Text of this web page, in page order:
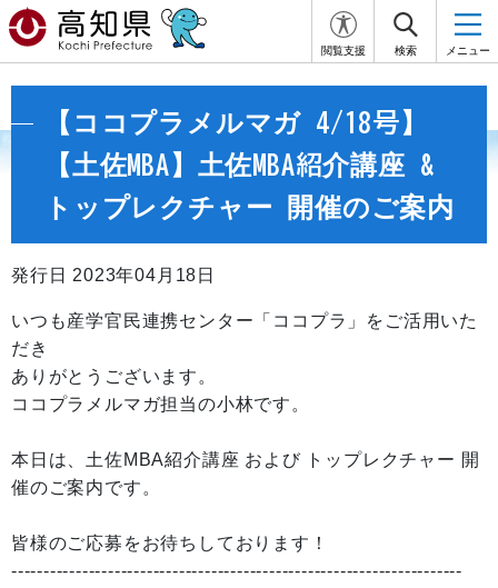
閲覧支援 検索 メニュー
【ココプラメルマガ 4/18号】
【土佐MBA】土佐MBA紹介講座 &
トップレクチャー 開催のご案内
発行日 2023年04月18日
いつも産学官民連携センター「ココプラ」をご活用いた
だき
ありがとうございます。
ココプラメルマガ担当の小林です。
本日は、土佐MBA紹介講座 および トップレクチャー 開
催のご案内です。
皆様のご応募をお待ちしております！
----------------------------------------------------------------------